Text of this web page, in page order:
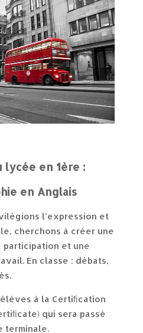
lycée en 1ère :
en Anglais
l’expression et
cherchons à créer une
participation et une
En classe : débats,
à la Certiﬁcation
qui sera passé
terminale.